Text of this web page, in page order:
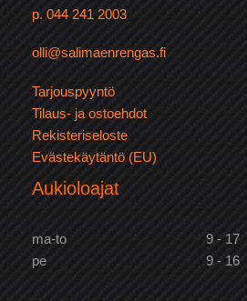
p. 044 241 2003
olli@salimaenrengas.fi
Tarjouspyyntö
Tilaus- ja ostoehdot
Rekisteriseloste
Evästekäytäntö (EU)
Aukioloajat
ma-to
9 - 17
pe
9 - 16